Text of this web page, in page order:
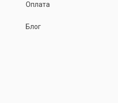
Оплата
Блог